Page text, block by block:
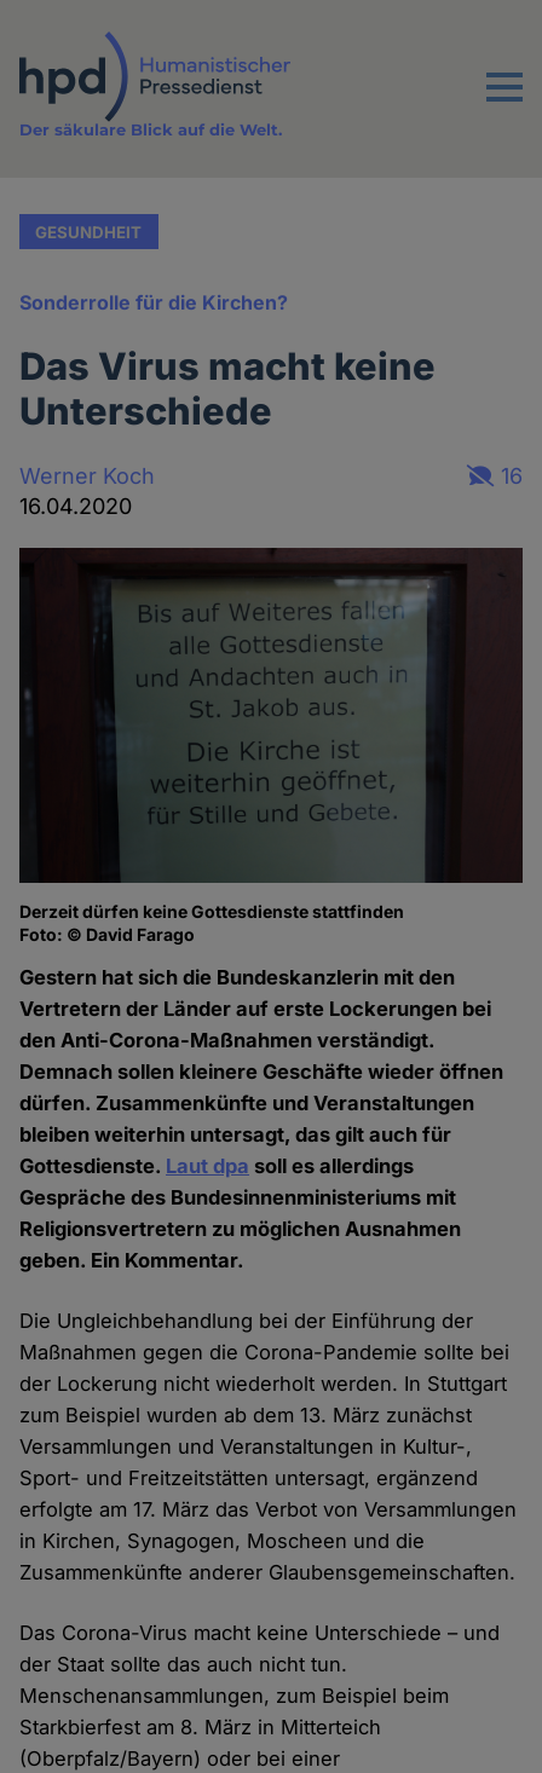
Inhalt
Menu
Der säkulare Blick auf die Welt.
GESUNDHEIT
Sonderrolle für die Kirchen?
Das Virus macht keine
Unterschiede
Werner Koch
16.04.2020
16
Derzeit dürfen keine Gottesdienste stattfinden
Foto: © David Farago
Gestern hat sich die Bundeskanzlerin mit den
Vertretern der Länder auf erste Lockerungen bei
den Anti-Corona-Maßnahmen verständigt.
Demnach sollen kleinere Geschäfte wieder öffnen
dürfen. Zusammenkünfte und Veranstaltungen
bleiben weiterhin untersagt, das gilt auch für
Gottesdienste. Laut dpa soll es allerdings
Gespräche des Bundesinnenministeriums mit
Religionsvertretern zu möglichen Ausnahmen
geben. Ein Kommentar.
Die Ungleichbehandlung bei der Einführung der
Maßnahmen gegen die Corona-Pandemie sollte bei
der Lockerung nicht wiederholt werden. In Stuttgart
zum Beispiel wurden ab dem 13. März zunächst
Versammlungen und Veranstaltungen in Kultur-,
Sport- und Freitzeitstätten untersagt, ergänzend
erfolgte am 17. März das Verbot von Versammlungen
in Kirchen, Synagogen, Moscheen und die
Zusammenkünfte anderer Glaubensgemeinschaften.
Das Corona-Virus macht keine Unterschiede – und
der Staat sollte das auch nicht tun.
Menschenansammlungen, zum Beispiel beim
Starkbierfest am 8. März in Mitterteich
(Oberpfalz/Bayern) oder bei einer